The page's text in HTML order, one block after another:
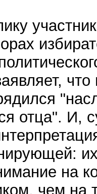
отца". И,
на
чем на